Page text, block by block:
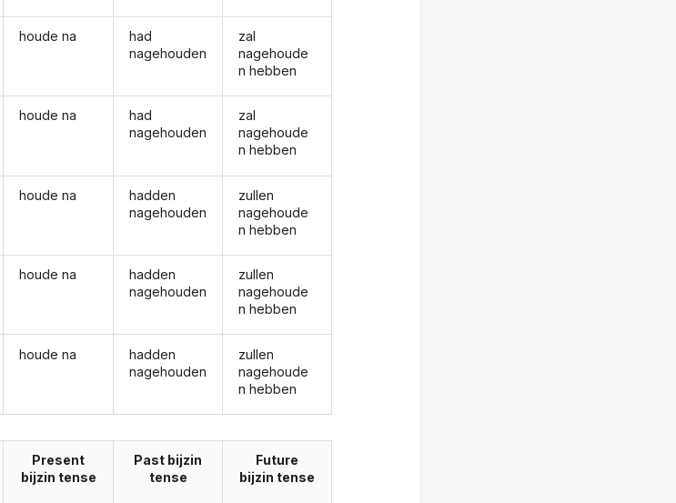
houde na
houde na
houde na
houde na
houde na
had
nagehouden
had
nagehouden
hadden
nagehouden
hadden
nagehouden
hadden
nagehouden
zal
nagehoude
n hebben
zal
nagehoude
n hebben
zullen
nagehoude
n hebben
zullen
nagehoude
n hebben
zullen
nagehoude
n hebben
Present
bijzin tense
Past bijzin
tense
Future
bijzin tense